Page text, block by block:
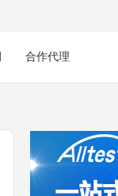
合作代理